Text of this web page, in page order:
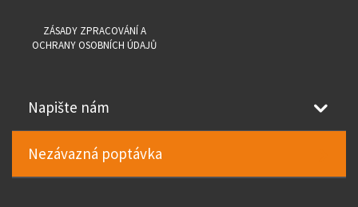
ZÁSADY ZPRACOVÁNÍ A
OCHRANY OSOBNÍCH ÚDAJŮ
Napište nám
Nezávazná poptávka